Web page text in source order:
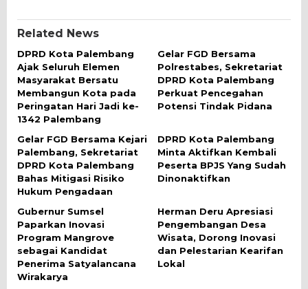
Related News
DPRD Kota Palembang
Ajak Seluruh Elemen
Masyarakat Bersatu
Membangun Kota pada
Peringatan Hari Jadi ke-
1342 Palembang
Gelar FGD Bersama
Polrestabes, Sekretariat
DPRD Kota Palembang
Perkuat Pencegahan
Potensi Tindak Pidana
Gelar FGD Bersama Kejari
Palembang, Sekretariat
DPRD Kota Palembang
Bahas Mitigasi Risiko
Hukum Pengadaan
DPRD Kota Palembang
Minta Aktifkan Kembali
Peserta BPJS Yang Sudah
Dinonaktifkan
Gubernur Sumsel
Paparkan Inovasi
Program Mangrove
sebagai Kandidat
Penerima Satyalancana
Wirakarya
Herman Deru Apresiasi
Pengembangan Desa
Wisata, Dorong Inovasi
dan Pelestarian Kearifan
Lokal